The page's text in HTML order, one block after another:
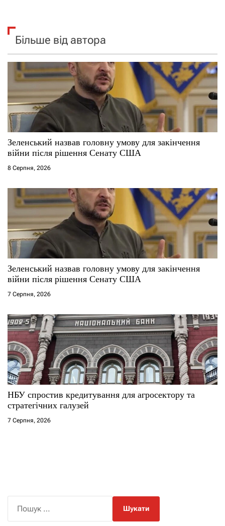
Більше від автора
Зеленський назвав головну умову для закінчення
війни після рішення Сенату США
8 Серпня, 2026
Зеленський назвав головну умову для закінчення
війни після рішення Сенату США
7 Серпня, 2026
НБУ спростив кредитування для агросектору та
стратегічних галузей
7 Серпня, 2026